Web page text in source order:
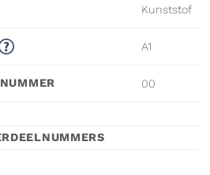
Kunststof
A1
00